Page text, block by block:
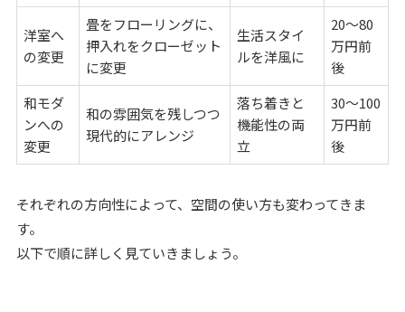
洋室へ
の変更
畳をフローリングに、
押入れをクローゼット
に変更
生活スタイ
ルを洋風に
20〜80
万円前
後
和モダ
ンへの
変更
和の雰囲気を残しつつ
現代的にアレンジ
落ち着きと
機能性の両
立
30〜100
万円前
後
それぞれの方向性によって、空間の使い方も変わってきま
す。
以下で順に詳しく見ていきましょう。